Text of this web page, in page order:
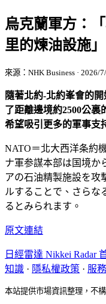
烏克蘭軍方：
里的煉油設施」
來源：NHK Business · 2026/
隨著北約-北約峯會的
了距離邊境約2500公
希望吸引更多的軍事支
NATO＝北大西洋条約
ナ軍参謀本部は国境か
アの石油精製施設を攻
ルすることで、さらな
るとみられます。
原文連結
日經雷達 Nikkei Radar
知識 · 隱私權政策 · 服
本站提供市場資訊整理，不